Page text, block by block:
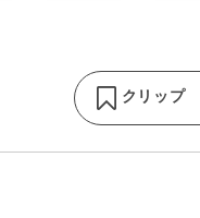
クリップ